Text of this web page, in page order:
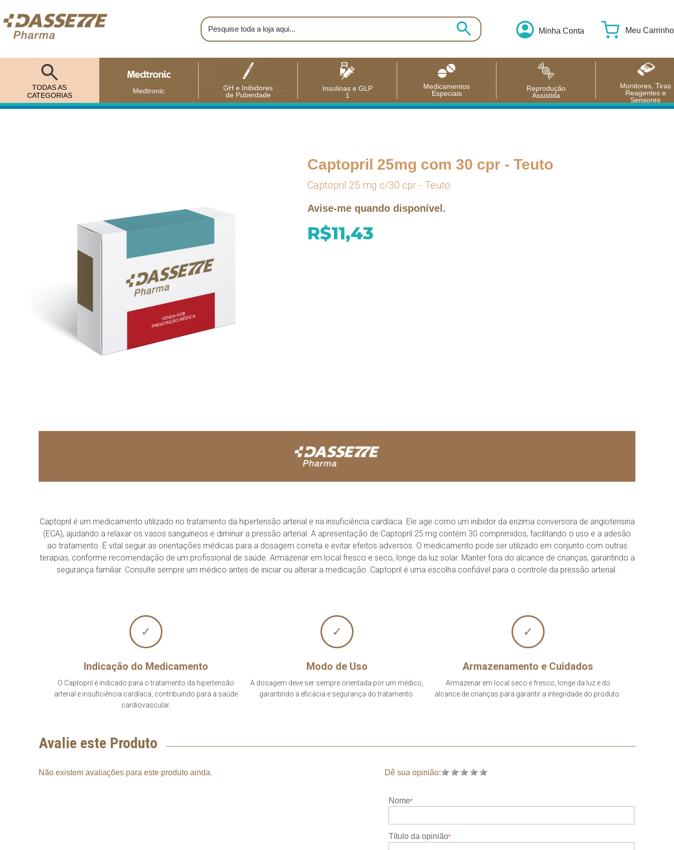
Minha Conta Meu Carrinho
TODAS AS
CATEGORIAS
Medtronic
GH e Inibidores
de Puberdade
Insulinas e GLP
1
Medicamentos
Especiais
Reprodução
Assistida
Monitores, Tiras
Reagentes e
Sensores
Captopril 25mg com 30 cpr - Teuto
Captopril 25 mg c/30 cpr - Teuto
Avise-me quando disponível.
R$11,43
Captopril é um medicamento utilizado no tratamento da hipertensão arterial e na insuficiência cardíaca. Ele age como um inibidor da enzima conversora de angiotensina
(ECA), ajudando a relaxar os vasos sanguíneos e diminuir a pressão arterial. A apresentação de Captopril 25 mg contém 30 comprimidos, facilitando o uso e a adesão
ao tratamento. É vital seguir as orientações médicas para a dosagem correta e evitar efeitos adversos. O medicamento pode ser utilizado em conjunto com outras
terapias, conforme recomendação de um profissional de saúde. Armazenar em local fresco e seco, longe da luz solar. Manter fora do alcance de crianças, garantindo a
segurança familiar. Consulte sempre um médico antes de iniciar ou alterar a medicação. Captopril é uma escolha confiável para o controle da pressão arterial.
✓
Indicação do Medicamento
O Captopril é indicado para o tratamento da hipertensão
arterial e insuficiência cardíaca, contribuindo para a saúde
cardiovascular.
✓
Modo de Uso
A dosagem deve ser sempre orientada por um médico,
garantindo a eficácia e segurança do tratamento.
✓
Armazenamento e Cuidados
Armazenar em local seco e fresco, longe da luz e do
alcance de crianças para garantir a integridade do produto.
Avalie este Produto
Não existem avaliações para este produto ainda. Dê sua opinião:
Nome
Título da opinião